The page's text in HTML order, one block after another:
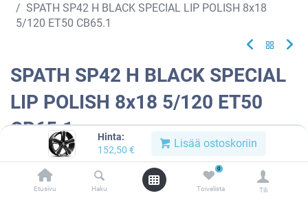
Hinta:
152,50 € Lisää ostoskoriin
Etusivu Haku
0
Toivelista Tili
SPATH SP42 H BLACK SPECIAL LIP POLISH 8x18
5/120 ET50 CB65.1
SPATH SP42 H BLACK SPECIAL
LIP POLISH 8x18 5/120 ET50
CB65.1
Tuotekoodi:613654
Tällä tuotteella ei ole kelvollista yhdistelmää.